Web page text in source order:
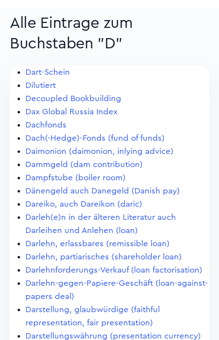
Alle Eintrage zum
Buchstaben "D"
Dart-Schein
Dilutiert
Decoupled Bookbuilding
Dax Global Russia Index
Dachfonds
Dach(-Hedge)-Fonds (fund of funds)
Daimonion (daimonion, inlying advice)
Dammgeld (dam contribution)
Dampfstube (boiler room)
Dänengeld auch Danegeld (Danish pay)
Dareiko, auch Dareikon (daric)
Darleh(e)n in der älteren Literatur auch
Darleihen und Anlehen (loan)
Darlehn, erlassbares (remissible loan)
Darlehn, partiarisches (shareholder loan)
Darlehnforderungs-Verkauf (loan factorisation)
Darlehn-gegen-Papiere-Geschäft (loan-against-
papers deal)
Darstellung, glaubwürdige (faithful
representation, fair presentation)
Darstellungswährung (presentation currency)